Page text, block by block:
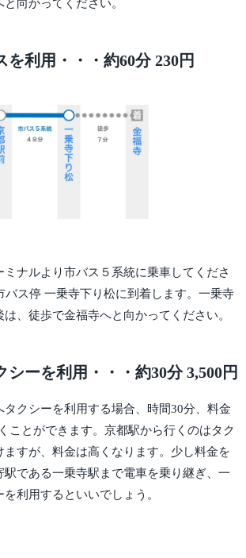
向かってください。
を利用・・・約60分 230円
ナルより市バス５系統に乗車してくださ
バス停 一乗寺下り松に到着します。一乗寺
、徒歩で金福寺へと向かってください。
シーを利用・・・約30分 3,500円
クシーを利用する場合、時間30分、料金
ことができます。京都駅から行くのはタク
ますが、料金は高くなります。少し料金を
駅である一乗寺駅まで電車を乗り継ぎ、一
利用するといいでしょう。